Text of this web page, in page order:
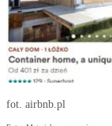
fot. airbnb.pl